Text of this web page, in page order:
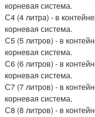
корневая система.
С4 (4 литра) - в
корневая система.
С5 (5 литров) - в
корневая система.
С6 (6 литров) - в
корневая система.
С7 (7 литров) - в
корневая система.
С8 (8 литров) - в